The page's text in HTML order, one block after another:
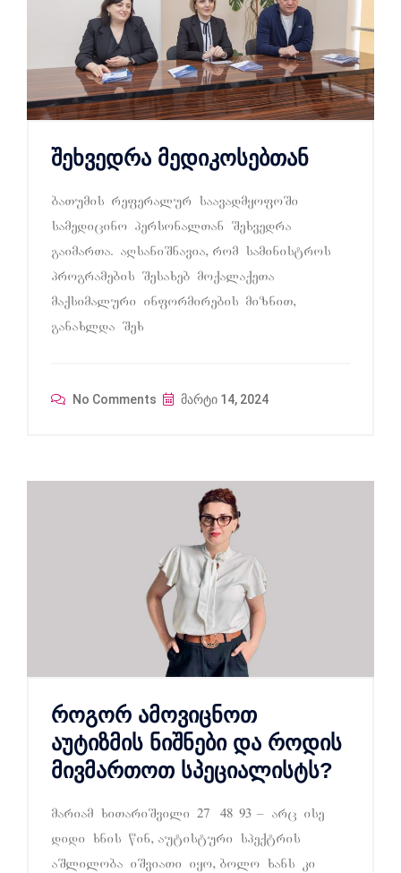
შეხვედრა მედიკოსებთან
baTumis referalur saavadmyofoSi
samedicino personalTan Sexvedra
gaimarTa. aRsaniSnavia, rom saministros
programebis Sesaxeb moqalaqeTa
maqsimaluri informirebis mizniT,
ganaxlda Sex
No Comments მარტი 14, 2024
როგორ ამოვიცნოთ
აუტიზმის ნიშნები და როდის
მივმართოთ სპეციალისტს?
mariam xiTariSvili 27 48 93 – arc ise
didi xnis win, autisturi speqtris
aSliloba iSviaTi iyo, bolo xans ki